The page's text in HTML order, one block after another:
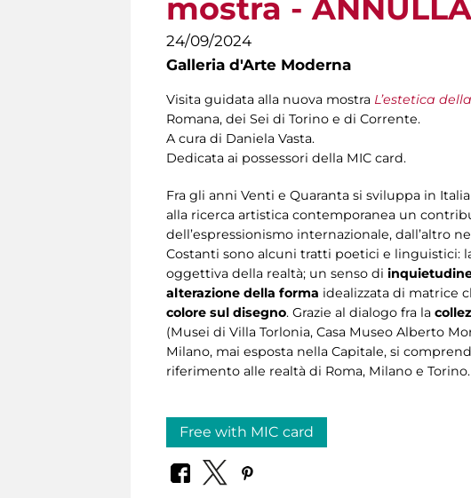
mostra -
24/09/2024
Galleria d'Arte Moderna
Visita guidata alla nuova mostra L’estetica
Romana, dei Sei di Torino e di Corrente.
A cura di Daniela Vasta.
Dedicata ai possessori della MIC card.
Fra gli anni Venti e Quaranta si sviluppa in
alla ricerca artistica contemporanea un
dell’espressionismo internazionale, dall’altro
Costanti sono alcuni tratti poetici e linguistici:
oggettiva della realtà; un senso di
alterazione della forma idealizzata di matrice
colore sul disegno. Grazie al dialogo fra la
(Musei di Villa Torlonia, Casa Museo Alberto
Milano, mai esposta nella Capitale, si
riferimento alle realtà di Roma, Milano e Torino.
Free with MIC card